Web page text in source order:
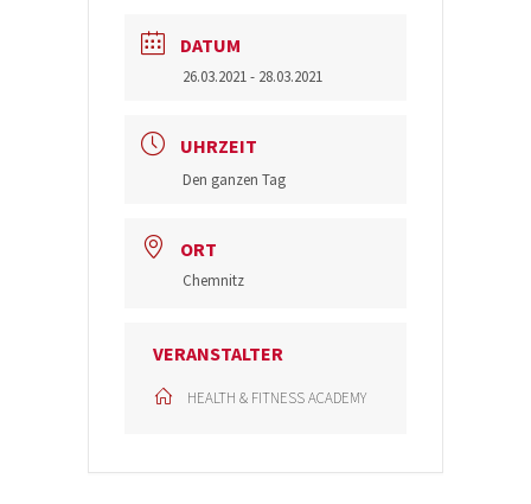
DATUM
26.03.2021- 28.03.2021
UHRZEIT
Den ganzen Tag
ORT
Chemnitz
VERANSTALTER
HEALTH & FITNESS ACADEMY